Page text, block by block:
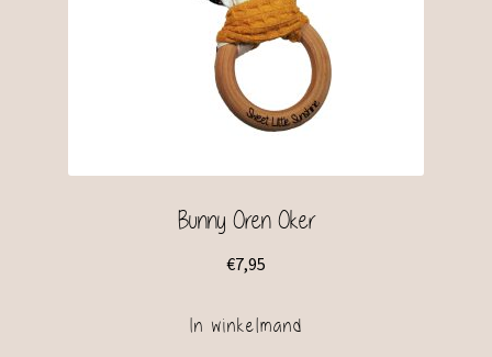
Bunny Oren Oker
€7,95
In winkelmand